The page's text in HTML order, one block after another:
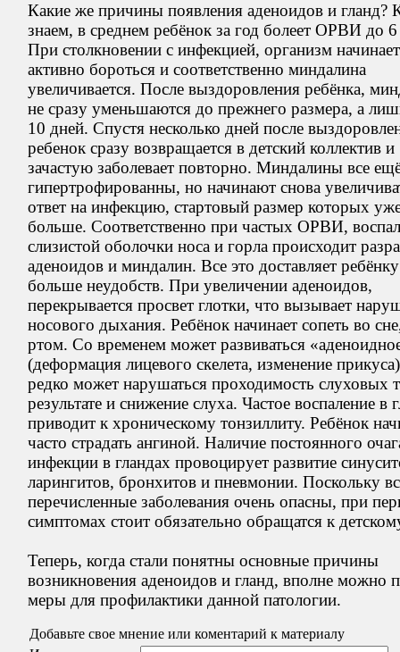
Какие же причины появления аденоидов и гланд?
знаем, в среднем ребёнок за год болеет ОРВИ до 6
При столкновении с инфекцией, организм
активно бороться и соответственно миндалина
увеличивается. После выздоровления ребёнка,
не сразу уменьшаются до прежнего размера, а
10 дней. Спустя несколько дней после
ребенок сразу возвращается в детский коллектив и
зачастую заболевает повторно. Миндалины все
гипертрофированны, но начинают снова
ответ на инфекцию, стартовый размер которых
больше. Соответственно при частых ОРВИ,
слизистой оболочки носа и горла происходит
аденоидов и миндалин. Все это доставляет
больше неудобств. При увеличении аденоидов,
перекрывается просвет глотки, что вызывает
носового дыхания. Ребёнок начинает сопеть во
ртом. Со временем может развиваться
(деформация лицевого скелета, изменение
редко может нарушаться проходимость слуховых
результате и снижение слуха. Частое воспаление в
приводит к хроническому тонзиллиту. Ребёнок
часто страдать ангиной. Наличие постоянного
инфекции в гландах провоцирует развитие
ларингитов, бронхитов и пневмонии. Поскольку
перечисленные заболевания очень опасны, при
симптомах стоит обязательно обращатся к
Теперь, когда стали понятны основные причины
возникновения аденоидов и гланд, вполне можно
меры для профилактики данной патологии.
Добавьте свое мнение или коментарий к материалу